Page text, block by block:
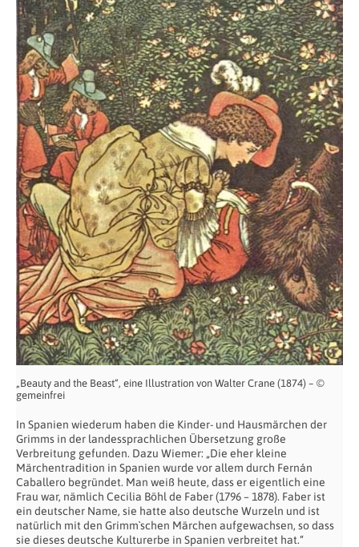
„Beauty and the Beast“, eine Illustration von Walter Crane (1874) – ©
gemeinfrei
In Spanien wiederum haben die Kinder- und Hausmärchen der
Grimms in der landessprachlichen Übersetzung große
Verbreitung gefunden. Dazu Wiemer: „Die eher kleine
Märchentradition in Spanien wurde vor allem durch Fernán
Caballero begründet. Man weiß heute, dass er eigentlich eine
Frau war, nämlich Cecilia Böhl de Faber (1796 – 1878). Faber ist
ein deutscher Name, sie hatte also deutsche Wurzeln und ist
natürlich mit den Grimm`schen Märchen aufgewachsen, so dass
sie dieses deutsche Kulturerbe in Spanien verbreitet hat.“